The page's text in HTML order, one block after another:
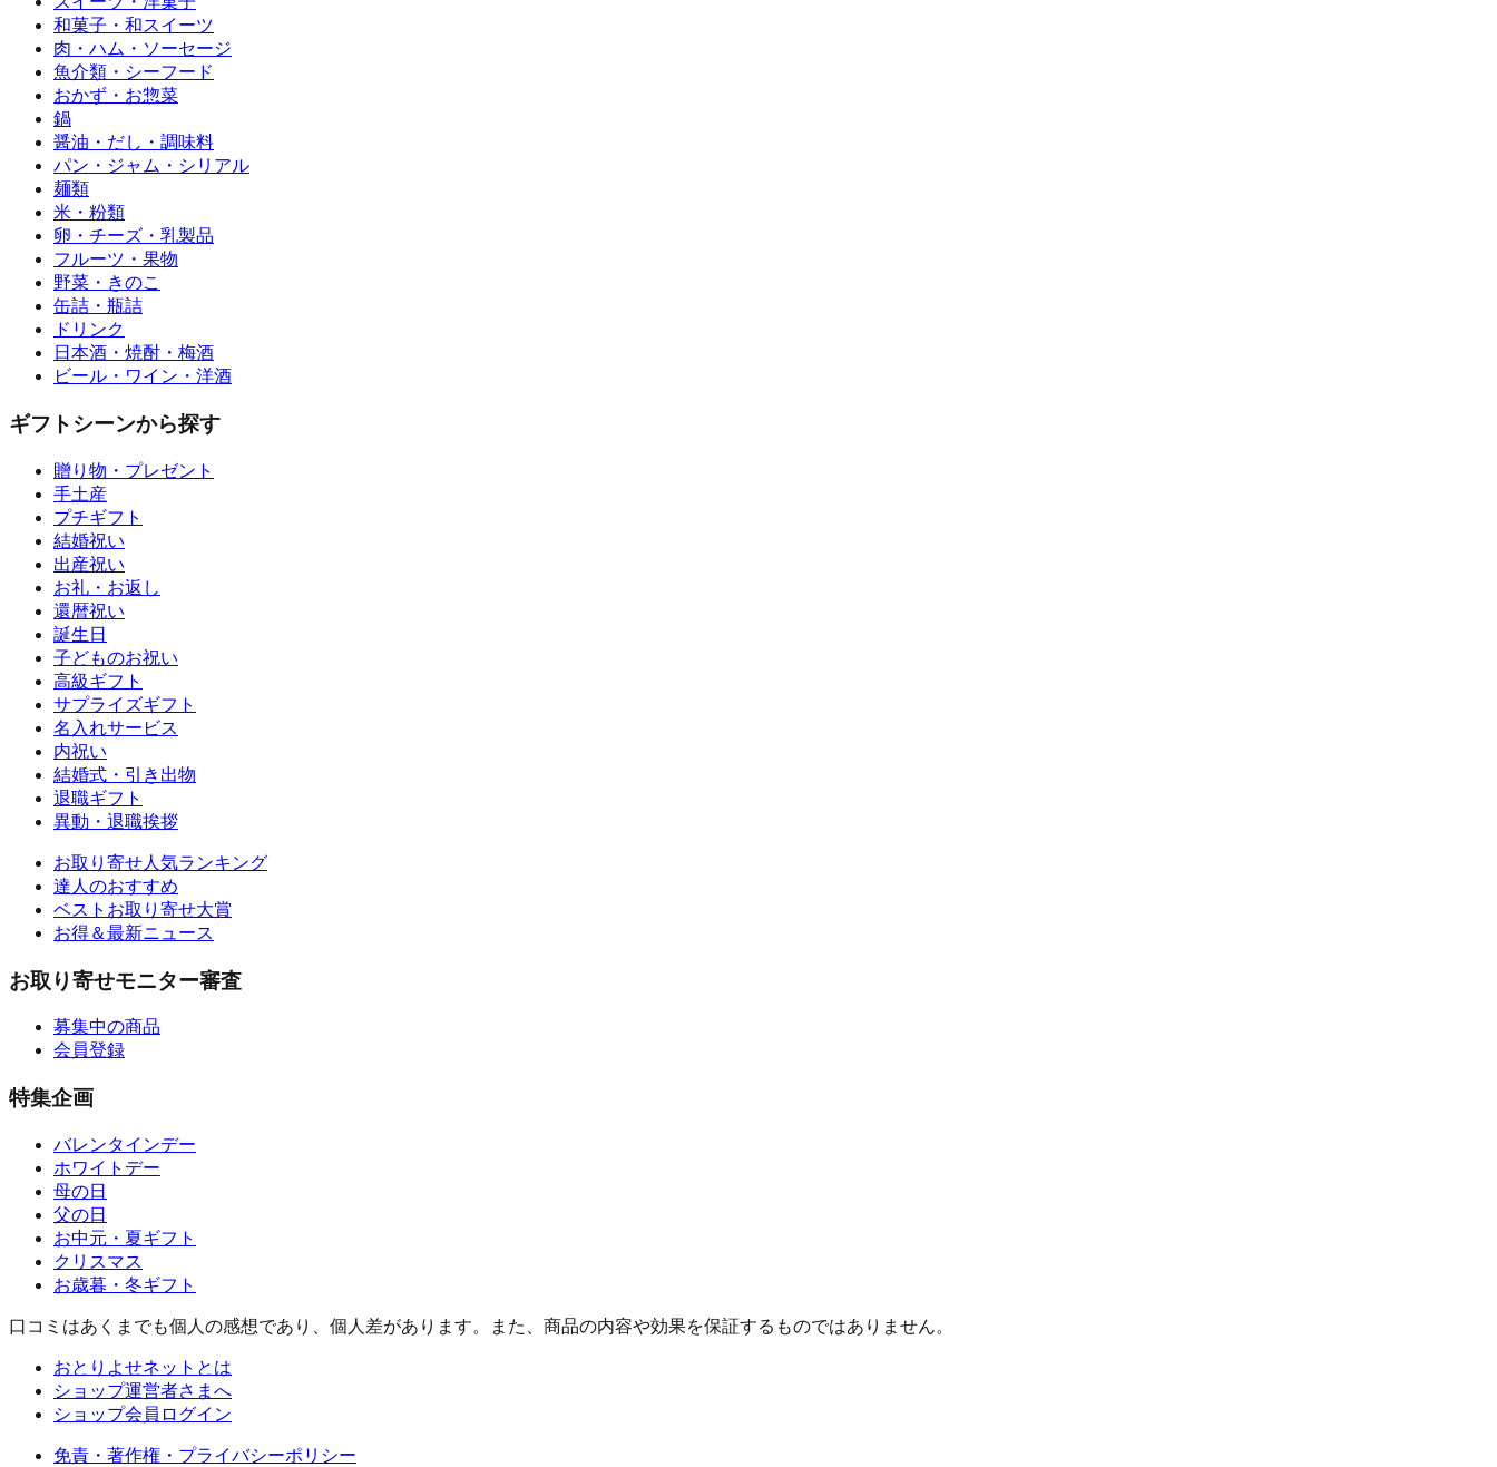
和菓子・和スイーツ
肉・ハム・ソーセージ
魚介類・シーフード
おかず・お惣菜
鍋
醤油・だし・調味料
パン・ジャム・シリアル
麺類
米・粉類
卵・チーズ・乳製品
フルーツ・果物
野菜・きのこ
缶詰・瓶詰
ドリンク
日本酒・焼酎・梅酒
ビール・ワイン・洋酒
ギフトシーンから探す
贈り物・プレゼント
手土産
プチギフト
結婚祝い
出産祝い
お礼・お返し
還暦祝い
誕生日
子どものお祝い
高級ギフト
サプライズギフト
名入れサービス
内祝い
結婚式・引き出物
退職ギフト
異動・退職挨拶
お取り寄せ人気ランキング
達人のおすすめ
ベストお取り寄せ大賞
お得＆最新ニュース
お取り寄せモニター審査
募集中の商品
会員登録
特集企画
バレンタインデー
ホワイトデー
母の日
父の日
お中元・夏ギフト
クリスマス
お歳暮・冬ギフト
口コミはあくまでも個人の感想であり、個人差があります。また、商品の内容や効果を保証するものではありません。
おとりよせネットとは
ショップ運営者さまへ
ショップ会員ログイン
免責・著作権・プライバシーポリシー